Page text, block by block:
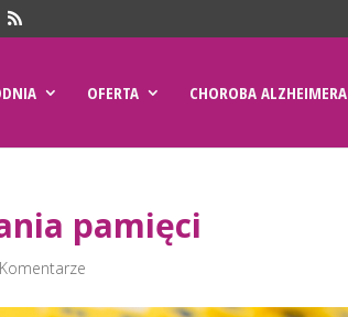
OFERTA CHOROBA ALZHEIMERA
pamięci